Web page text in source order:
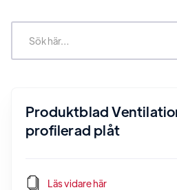
Produktblad
profilerad plåt
Läs vidare här